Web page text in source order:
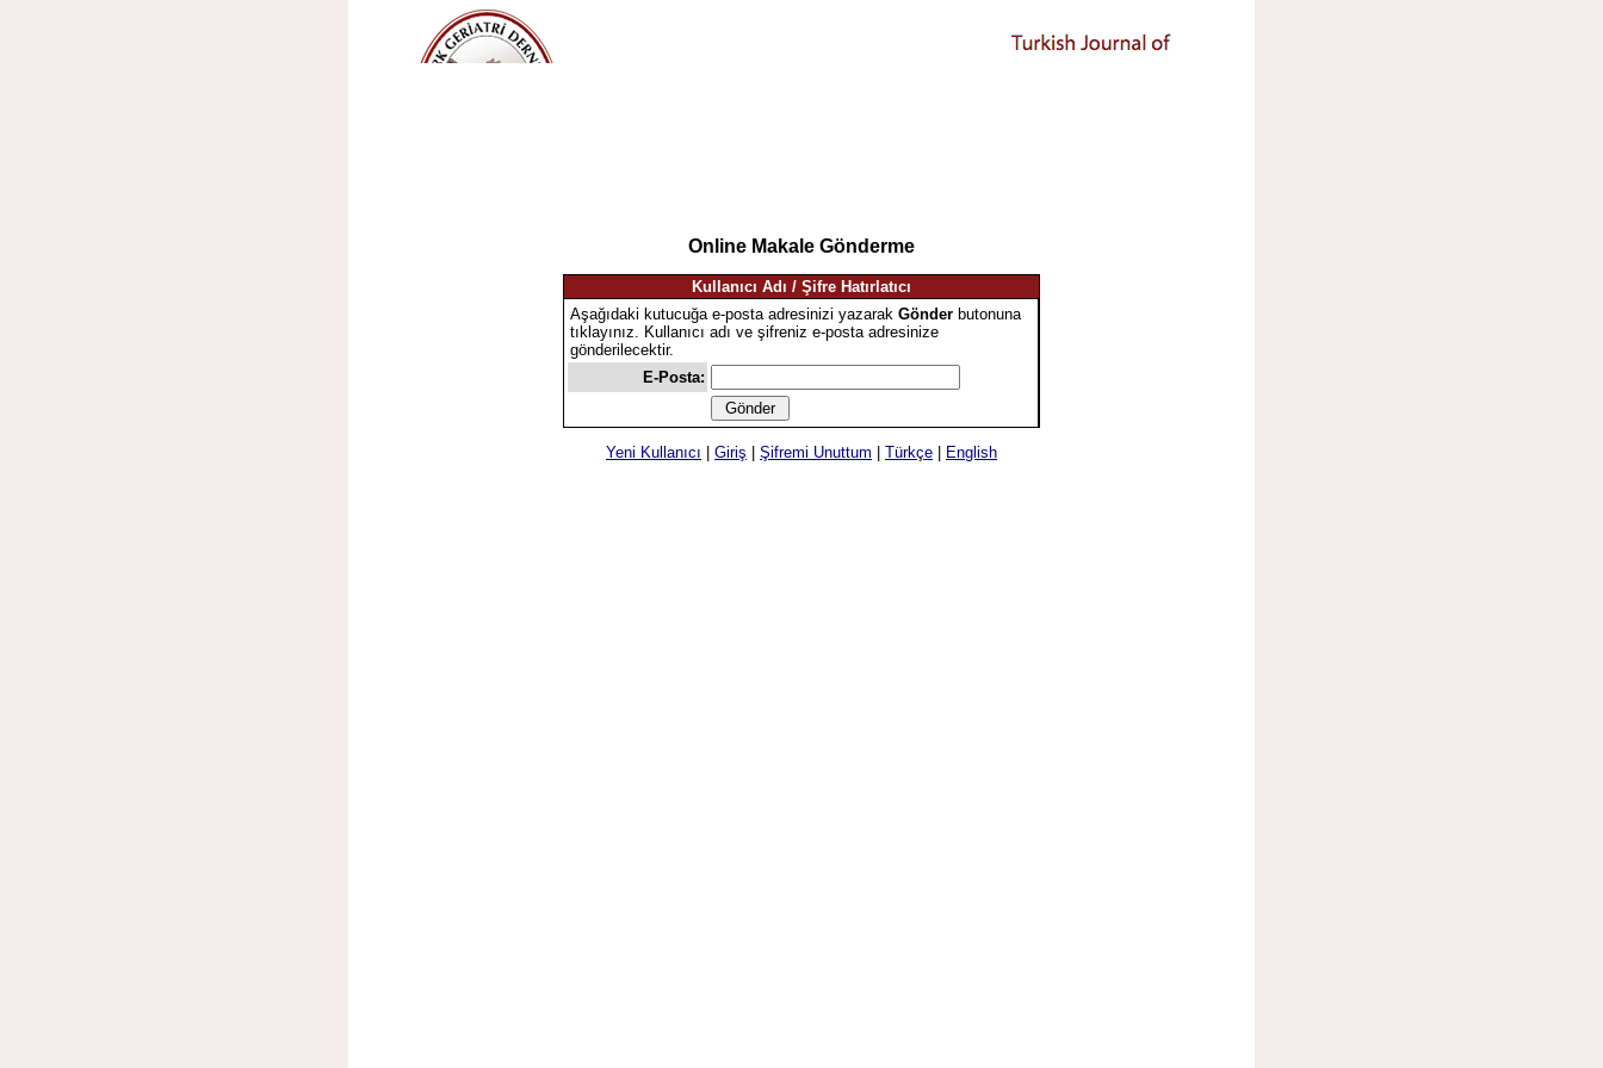
Online Makale Gönderme
Kullanıcı Adı / Şifre Hatırlatıcı
Aşağıdaki kutucuğa e-posta adresinizi yazarak Gönder butonuna
tıklayınız. Kullanıcı adı ve şifreniz e-posta adresinize
gönderilecektir.
E-Posta:
Yeni Kullanıcı | Giriş | Şifremi Unuttum | Türkçe | English